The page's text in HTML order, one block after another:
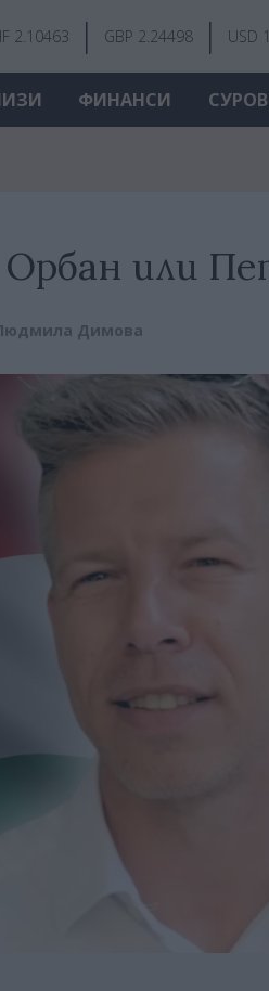
2.10463 GBP 2.24498 USD
ФИНАНСИ
или
Димова